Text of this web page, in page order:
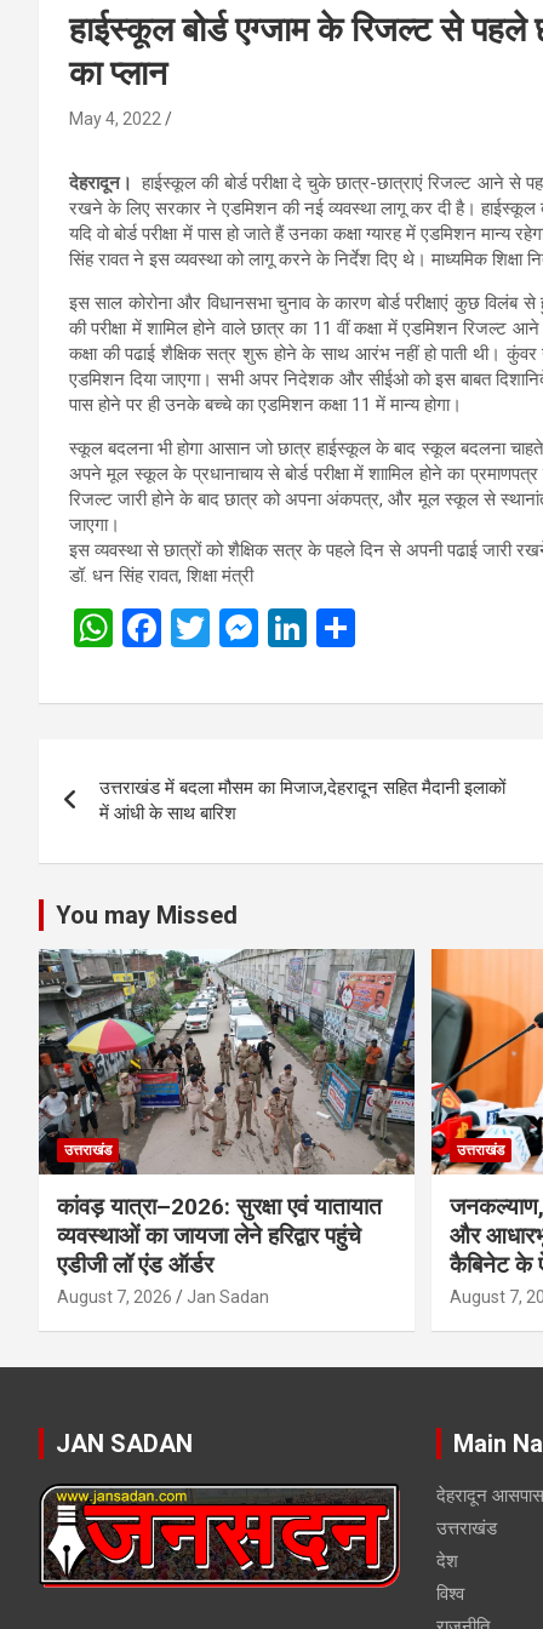
हाईस्कूल बोर्ड एग्जाम के रिजल्ट से
का प्लान
May 4, 2022
देहरादून। हाईस्कूल की बोर्ड परीक्षा दे चुके छात्र-छात्राएं रिजल्ट आने से
रखने के लिए सरकार ने एडमिशन की नई व्यवस्था लागू कर दी है। हाईस्कूल
यदि वो बोर्ड परीक्षा में पास हो जाते हैं उनका कक्षा ग्यारह में एडमिशन
सिंह रावत ने इस व्यवस्था को लागू करने के निर्देश दिए थे। माध्यमिक
इस साल कोरोना और विधानसभा चुनाव के कारण बोर्ड परीक्षाएं कुछ विलंब
की परीक्षा में शामिल होने वाले छात्र का 11 वीं कक्षा में एडमिशन
कक्षा की पढाई शैक्षिक सत्र शुरू होने के साथ आरंभ नहीं हो पाती थी। कुंवर
एडमिशन दिया जाएगा। सभी अपर निदेशक और सीईओ को इस बाबत
पास होने पर ही उनके बच्चे का एडमिशन कक्षा 11 में मान्य होगा।
स्कूल बदलना भी होगा आसान जो छात्र हाईस्कूल के बाद स्कूल बदलना
अपने मूल स्कूल के प्रधानाचाय से बोर्ड परीक्षा में शाामिल होने का
रिजल्ट जारी होने के बाद छात्र को अपना अंकपत्र, और मूल स्कूल से
जाएगा।
इस व्यवस्था से छात्रों को शैक्षिक सत्र के पहले दिन से अपनी पढाई जारी
डॉ. धन सिंह रावत, शिक्षा मंत्री
W
at
A
p
p
F
ce
o
o
k
T
tt
M
se
g
Li
ke
n
ar
navigation
उत्तराखंड में बदला मौसम का मिजाज,देहरादून सहित मैदानी इलाकों
में आंधी के साथ बारिश
You may Missed
उत्तराखंड
कांवड़ यात्रा–2026: सुरक्षा एवं यातायात
व्यवस्थाओं का जायजा लेने हरिद्वार पहुंचे
एडीजी लॉ एंड ऑर्डर
August 7, 2026 Jan Sadan
उत्तराखंड
जनकल्याण,
और
कैबिनेट के
August 7,
JAN SADAN Main
देहरादून आसपास
उत्तराखंड
देश
विश्व